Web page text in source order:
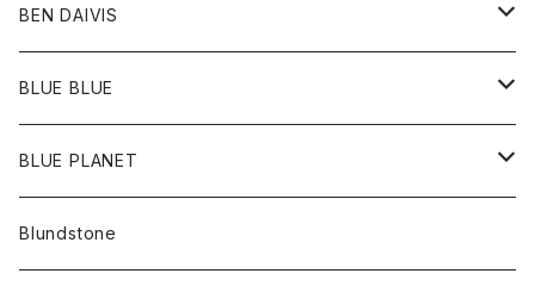
バッグ
ポーチ
トップス
Ｔシャツ
BEN DAIVIS
ポトム
パンツ
BLUE BLUE
アウター
カーディガン
アクセサリー
BLUE PLANET
サングラス
Blundstone